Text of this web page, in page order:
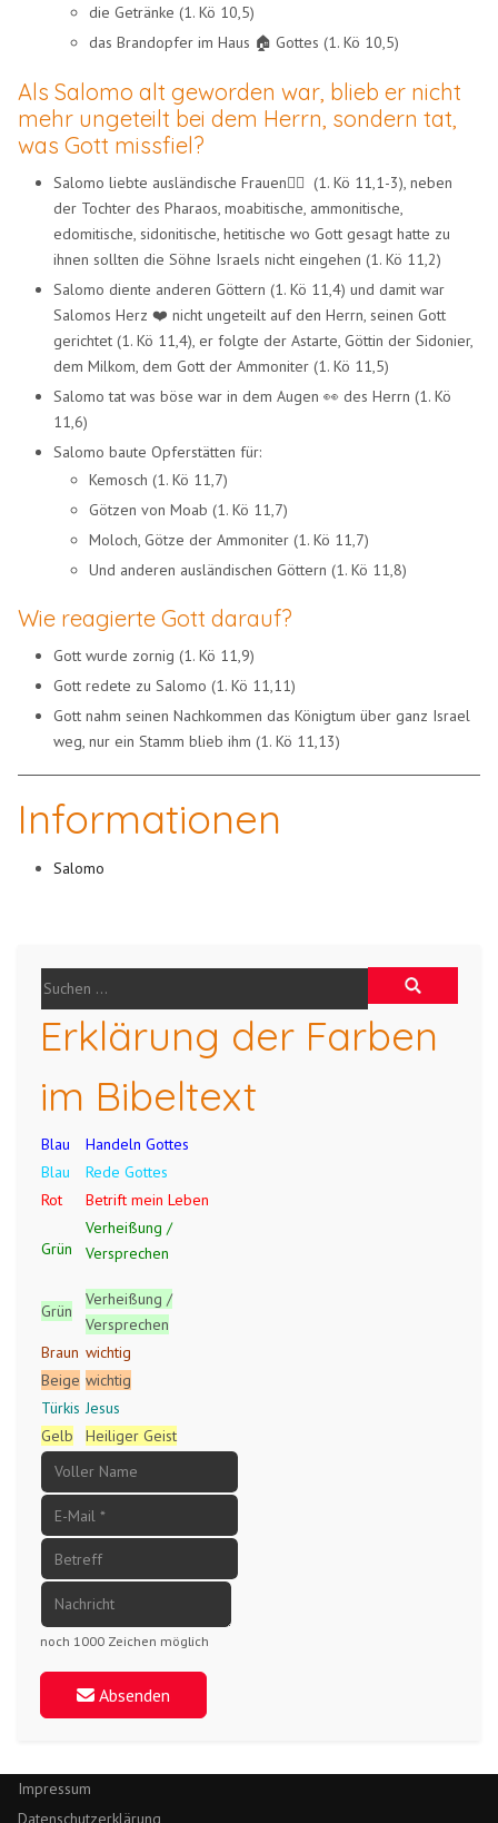
die Getränke (1. Kö 10,5)
das Brandopfer im Haus 🏠 ​Gottes (1. Kö 10,5)
Als Salomo alt geworden war, blieb er nicht
mehr ungeteilt bei dem Herrn, sondern tat,
was Gott missfiel?
Salomo liebte ausländische Frauen🧍‍♀️ (1. Kö 11,1-3), neben
der Tochter des Pharaos, moabitische, ammonitische,
edomitische, sidonitische, hetitische wo Gott gesagt hatte zu
ihnen sollten die Söhne Israels nicht eingehen (1. Kö 11,2)
Salomo diente anderen Göttern (1. Kö 11,4) und damit war
Salomos Herz ❤️ nicht ungeteilt auf den Herrn, seinen Gott
gerichtet (1. Kö 11,4), er folgte der Astarte, Göttin der Sidonier,
dem Milkom, dem Gott der Ammoniter (1. Kö 11,5)
Salomo tat was böse war in dem Augen 👀 des Herrn (1. Kö
11,6)
Salomo baute Opferstätten für:
Kemosch (1. Kö 11,7)
Götzen von Moab (1. Kö 11,7)
Moloch, Götze der Ammoniter (1. Kö 11,7)
Und anderen ausländischen Göttern (1. Kö 11,8)
Wie reagierte Gott darauf?
Gott wurde zornig (1. Kö 11,9)
Gott redete zu Salomo (1. Kö 11,11)
Gott nahm seinen Nachkommen das Königtum über ganz Israel
weg, nur ein Stamm blieb ihm (1. Kö 11,13)
Informationen
Salomo
Erklärung der Farben
im Bibeltext
Blau
Handeln Gottes
Blau
Rede Gottes
Rot
Betrift mein Leben
Grün
Verheißung /
Versprechen
Grün
Verheißung /
Versprechen
Braun wichtig
Beige wichtig
Türkis Jesus
Gelb
Heiliger Geist
noch 1000 Zeichen möglich
Absenden
Impressum
Datenschutzerklärung